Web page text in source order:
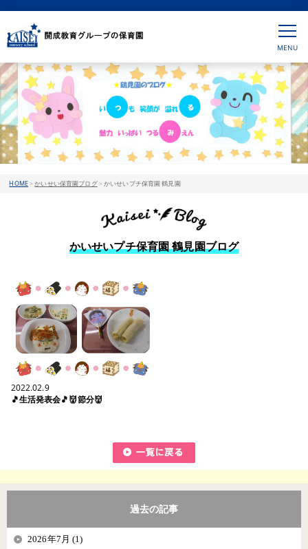
HOME>かいせい保育園ブログ>かいせいプチ保育園 鶴見園
かいせいプチ保育園 鶴見園ブログ
2022.02.9
🎵生活発表会🎵👹節分👹
過去の記事
2026年7月 (1)